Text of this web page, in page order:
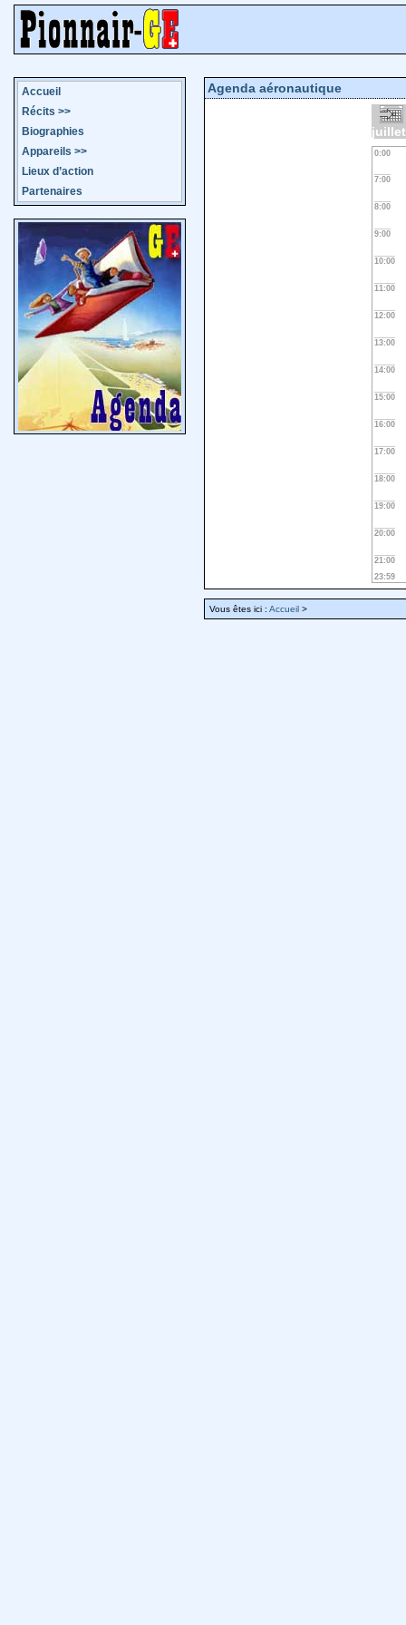
Accueil
Récits >>
Biographies
Appareils >>
Lieux d’action
Partenaires
Agenda aéronautique
0:00
7:00
8:00
9:00
10:00
11:00
12:00
13:00
14:00
15:00
16:00
17:00
18:00
19:00
20:00
21:00
23:59
Vous êtes ici : Accueil >